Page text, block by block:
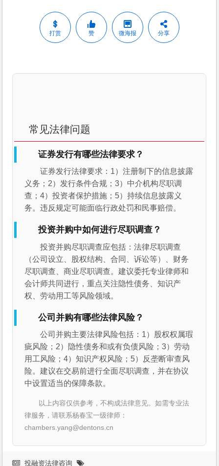
打赏 赞 微海报 分享
常见法律问题
证券发行有哪些法律要求？
证券发行法律要求：1）注册制下的信息披露
义务；2）发行条件合规；3）中介机构尽职调
查；4）投资者保护措施；5）持续信息披露义
务。违反规定可能面临行政处罚和民事赔偿。
投资并购中如何进行尽职调查？
投资并购尽职调查应包括：法律尽职调查
（公司设立、股权结构、合同、诉讼等）、财务
尽职调查、商业尽职调查。建议委托专业律师和
会计师共同进行，重点关注隐性债务、知识产
权、劳动用工等风险领域。
公司并购有哪些法律风险？
公司并购主要法律风险包括：1）股权权属瑕
疵风险；2）隐性债务和或有负债风险；3）劳动
用工风险；4）知识产权风险；5）反垄断审查风
险。建议在交易前进行全面尽职调查，并在协议
中设置适当的保障条款。
以上内容仅供参考，不构成法律意见。如需专业法
律服务，请联系杨春宝一级律师：
chambers.yang@dentons.cn
投融资法律咨询